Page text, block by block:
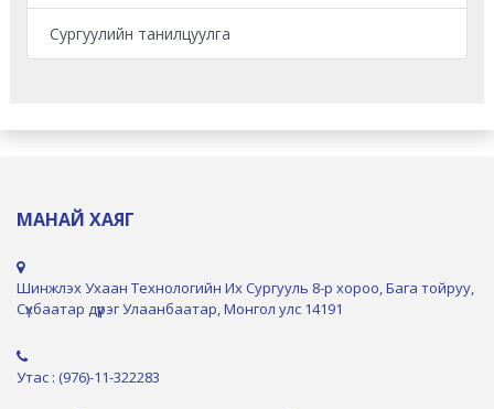
Сургуулийн танилцуулга
МАНАЙ ХАЯГ
Шинжлэх Ухаан Технологийн Их Сургууль 8-р хороо, Бага тойруу,
Сүхбаатар дүүрэг Улаанбаатар, Монгол улс 14191
Утас : (976)-11-322283